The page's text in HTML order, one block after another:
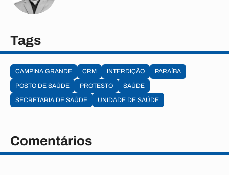
Tags
CAMPINA GRANDE CRM INTERDIÇÃO
PARAÍBA
POSTO DE SAÚDE
PROTESTO
SAÚDE
SECRETARIA DE SAÚDE
UNIDADE DE SAÚDE
Comentários